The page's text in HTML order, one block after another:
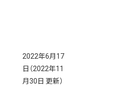
2022年6月17
日 （2022年11
月30日 更新）